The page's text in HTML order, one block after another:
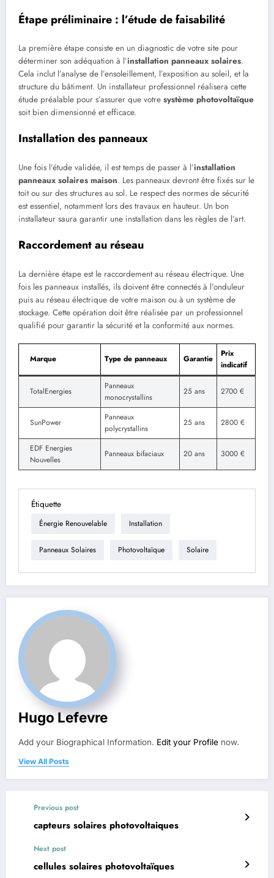
Étape préliminaire : l’étude de faisabilité
La première étape consiste en un diagnostic de votre site pour
déterminer son adéquation à l’installation panneaux solaires.
Cela inclut l’analyse de l’ensoleillement, l’exposition au soleil, et la
structure du bâtiment. Un installateur professionnel réalisera cette
étude préalable pour s’assurer que votre système photovoltaïque
soit bien dimensionné et efficace.
Installation des panneaux
Une fois l’étude validée, il est temps de passer à l’installation
panneaux solaires maison. Les panneaux devront être fixés sur le
toit ou sur des structures au sol. Le respect des normes de sécurité
est essentiel, notamment lors des travaux en hauteur. Un bon
installateur saura garantir une installation dans les règles de l’art.
Raccordement au réseau
La dernière étape est le raccordement au réseau électrique. Une
fois les panneaux installés, ils doivent être connectés à l’onduleur
puis au réseau électrique de votre maison ou à un système de
stockage. Cette opération doit être réalisée par un professionnel
qualifié pour garantir la sécurité et la conformité aux normes.
Marque Type de panneaux Garantie
Prix
indicatif
TotalEnergies
Panneaux
monocrystallins
25 ans 2700 €
SunPower
Panneaux
polycrystallins
25 ans 2800 €
EDF Energies
Nouvelles
Panneaux bifaciaux 20 ans 3000 €
Étiquette
Énergie Renouvelable Installation
Panneaux Solaires Photovoltaïque Solaire
Hugo Lefevre
Add your Biographical Information. Edit your Profile now.
View All Posts
Previous post
capteurs solaires photovoltaiques
Next post
cellules solaires photovoltaïques